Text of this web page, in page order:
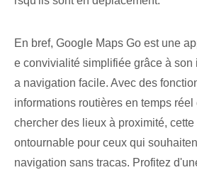
En bref, Google⁢ Maps Go est une
e convivialité simplifiée grâce à son
a navigation facile. Avec des
informations routières en temps
chercher des lieux à proximité,
ontournable pour ceux qui
navigation sans tracas. Profitez